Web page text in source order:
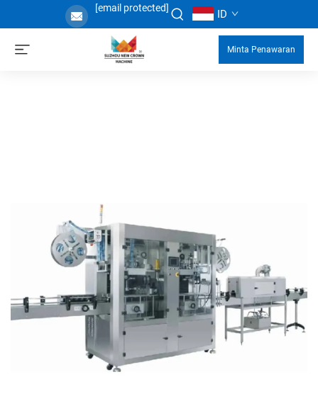
[email protected] ID
Minta Penawaran